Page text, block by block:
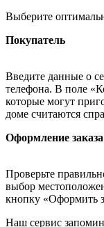
Выберите
Покупатель
Введите данные о
телефона. В поле
которые могут
доме считаются
Оформление заказа
Проверьте
выбор
кнопку «Оформить
Наш сервис